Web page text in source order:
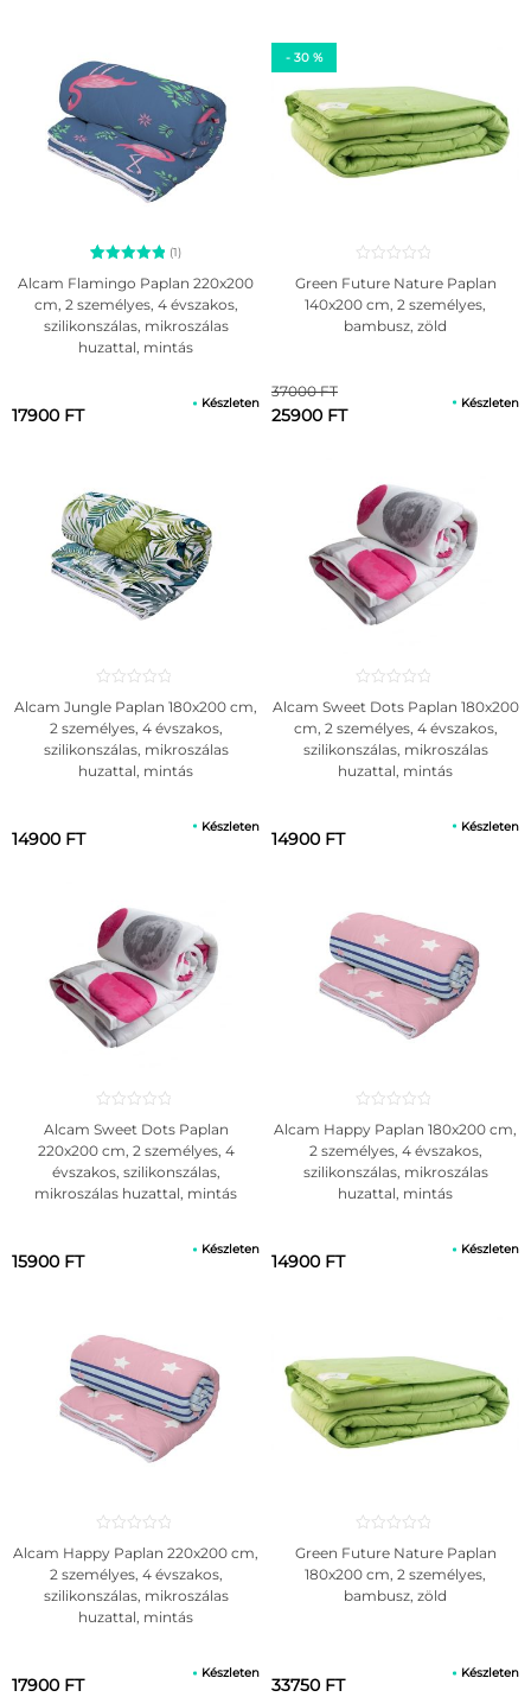
Értékelés
5.00
az 5-ből,
1
értékelés
alapján
(1)
Alcam Flamingo Paplan 220x200
cm, 2 személyes, 4 évszakos,
szilikonszálas, mikroszálas
huzattal, mintás
17900 FT
Készleten
- 30 %
Green Future Nature Paplan
140x200 cm, 2 személyes,
bambusz, zöld
37000 FT
25900 FT
Készleten
Alcam Jungle Paplan 180x200 cm,
2 személyes, 4 évszakos,
szilikonszálas, mikroszálas
huzattal, mintás
14900 FT
Készleten
Alcam Sweet Dots Paplan 180x200
cm, 2 személyes, 4 évszakos,
szilikonszálas, mikroszálas
huzattal, mintás
14900 FT
Készleten
Alcam Sweet Dots Paplan
220x200 cm, 2 személyes, 4
évszakos, szilikonszálas,
mikroszálas huzattal, mintás
15900 FT
Készleten
Alcam Happy Paplan 180x200 cm,
2 személyes, 4 évszakos,
szilikonszálas, mikroszálas
huzattal, mintás
14900 FT
Készleten
Alcam Happy Paplan 220x200 cm,
2 személyes, 4 évszakos,
szilikonszálas, mikroszálas
huzattal, mintás
17900 FT
Készleten
Green Future Nature Paplan
180x200 cm, 2 személyes,
bambusz, zöld
33750 FT
Készleten